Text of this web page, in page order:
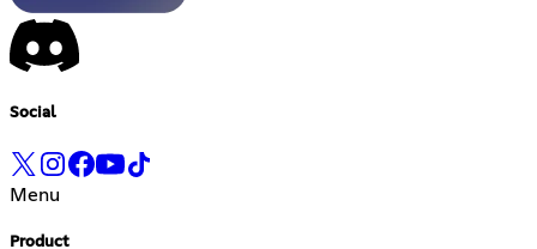
Social
Menu
Product